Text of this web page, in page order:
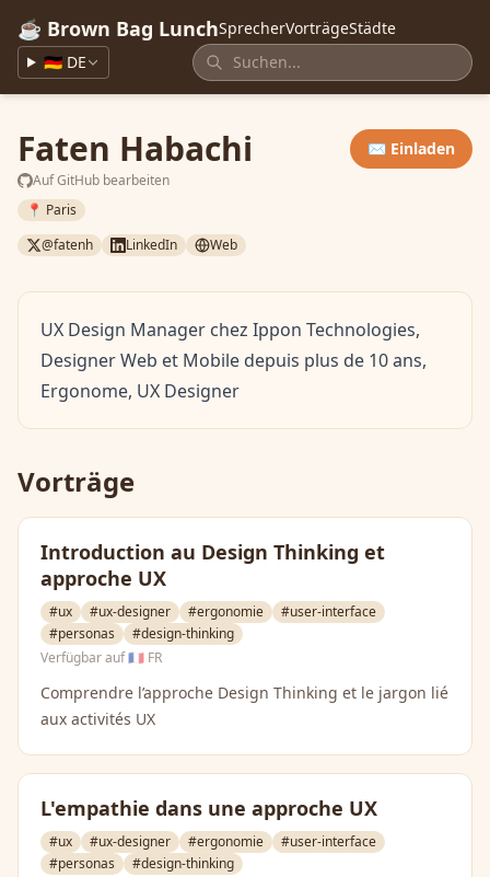
☕ Brown Bag LunchSprecherVorträgeStädte
🇩🇪 DE
Faten Habachi
Auf GitHub bearbeiten
✉️ Einladen
📍 Paris
@fatenh
LinkedIn Web
UX Design Manager chez Ippon Technologies,
Designer Web et Mobile depuis plus de 10 ans,
Ergonome, UX Designer
Vorträge
Introduction au Design Thinking et
approche UX
#ux #ux-designer #ergonomie
#user-interface
#personas
#design-thinking
Verfügbar auf🇫🇷 FR
Comprendre l’approche Design Thinking et le jargon lié
aux activités UX
L'empathie dans une approche UX
#ux #ux-designer #ergonomie
#user-interface
#personas
#design-thinking